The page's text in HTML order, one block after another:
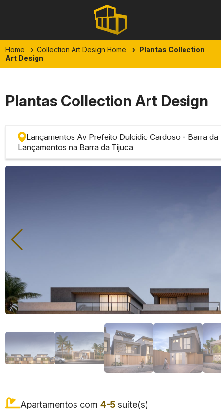
Home Collection Art Design Home
Plantas Collection
Art Design
Plantas Collection Art Design
Lançamentos Av Prefeito Dulcídio Cardoso - Barra da
Lançamentos na Barra da Tijuca
Apartamentos com4-5 suíte(s)